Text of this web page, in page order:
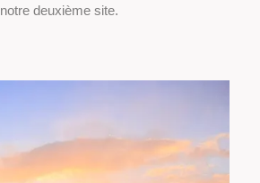
notre deuxième site.